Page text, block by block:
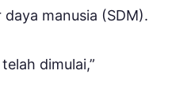
manusia (SDM).
dimulai,”